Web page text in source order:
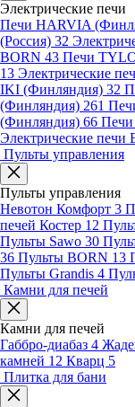
Электрические печи
Печи HARVIA
(Россия) 32
BORN 43 Печи
13 Электрические
IKI (Финляндия) 32
(Финляндия) 261
(Финляндия) 66 Печи
Электрические
Пульты управления
Пульты управления
Невотон Комфорт 3
печей Костер 12
Пульты Sawo 30
36 Пульты BORN 13
Пульты Grandis 4
Камни для печей
Камни для печей
Габбро-диабаз 4
камней 12 Кварц 5
Плитка для бани